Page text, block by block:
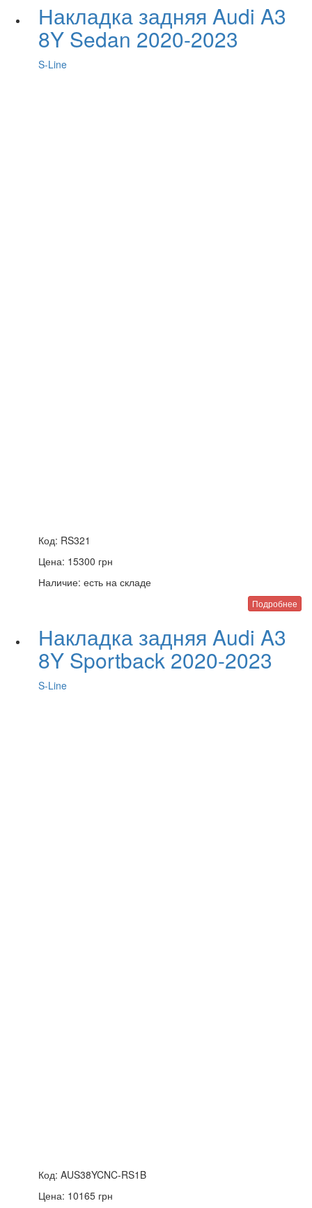
Накладка задняя Audi A3
8Y Sedan 2020-2023
S-Line
Код: RS321
Цена: 15300 грн
Наличие: есть на складе
Подробнее
Накладка задняя Audi A3
8Y Sportback 2020-2023
S-Line
Код: AUS38YCNC-RS1B
Цена: 10165 грн